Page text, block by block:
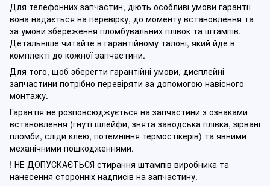
Для телефонних запчастин, діють особливі умови гарантії -
вона надається на перевірку, до моменту встановлення та
за умови збереження пломбувальних плівок та штампів.
Детальніше читайте в гарантійному талоні, який йде в
комплекті до кожної запчастини.
Для того, щоб зберегти гарантійні умови, дисплейні
запчастини потрібно перевіряти за допомогою навісного
монтажу.
Гарантія не розповсюджується на запчастини з ознаками
встановлення (гнуті шлейфи, знята заводська плівка, зірвані
пломби, сліди клею, потемніння термостікерів) та явними
механічними пошкодженнями.
! НЕ ДОПУСКАЄТЬСЯ стирання штампів виробника та
нанесення сторонніх надписів на запчастину.